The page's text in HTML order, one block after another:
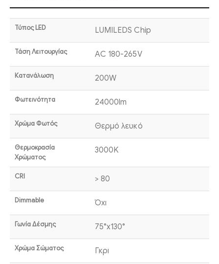
Τύπος LED LUMILEDS Chip
Τάση Λειτουργίας AC 180-265V
Κατανάλωση 200W
Φωτεινότητα 24000lm
Χρώμα Φωτός Θερμό λευκό
Θερμοκρασία
Χρώματος
3000K
CRI > 80
Dimmable Όχι
Γωνία Δέσμης 75°x130°
Χρώμα Σώματος Γκρι